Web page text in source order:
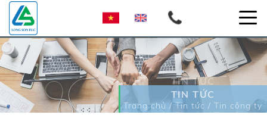
TIN TỨC
Trang chủ / Tin tức / Tin công ty
TIN TỨC
Trang chủ / Tin tức / Tin công ty